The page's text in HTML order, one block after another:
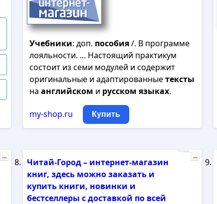
Учебники: доп. пособия/. В программе
лояльности. ... Настоящий практикум
состоит из семи модулей и содержит
оригинальные и адаптированныетексты
на английском и русском языках.
my-shop.ru Купить
...
Читай-Город – интернет-магазин
книг, здесь можно заказать и
купить книги, новинки и
бестселлеры с доставкой по всей
Реклама
...